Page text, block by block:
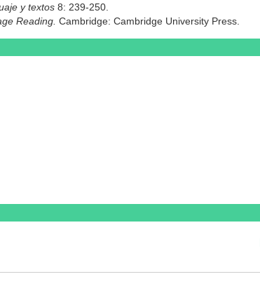
y textos 8: 239-250.
Reading. Cambridge: Cambridge University Press.